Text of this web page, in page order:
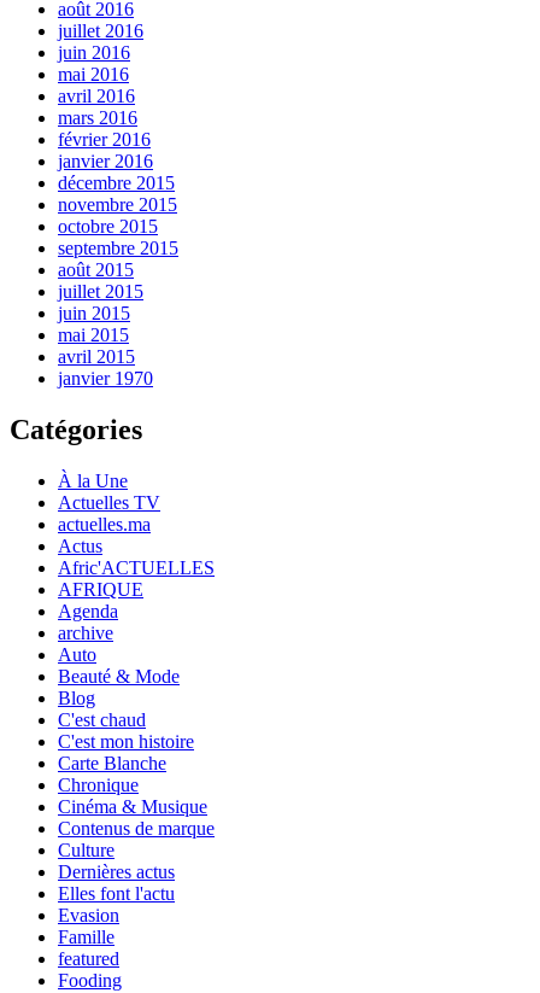
août 2016
juillet 2016
juin 2016
mai 2016
avril 2016
mars 2016
février 2016
janvier 2016
décembre 2015
novembre 2015
octobre 2015
septembre 2015
août 2015
juillet 2015
juin 2015
mai 2015
avril 2015
janvier 1970
Catégories
À la Une
Actuelles TV
actuelles.ma
Actus
Afric'ACTUELLES
AFRIQUE
Agenda
archive
Auto
Beauté & Mode
Blog
C'est chaud
C'est mon histoire
Carte Blanche
Chronique
Cinéma & Musique
Contenus de marque
Culture
Dernières actus
Elles font l'actu
Evasion
Famille
featured
Fooding